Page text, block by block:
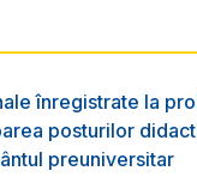
înregistrate la
posturilor
preuniversitar